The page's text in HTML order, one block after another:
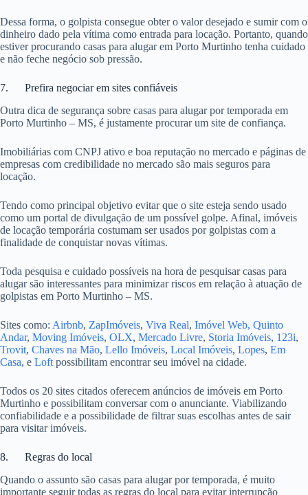
Dessa forma, o golpista consegue obter o valor desejado e sumir com o
dinheiro dado pela vítima como entrada para locação. Portanto, quando
estiver procurando casas para alugar em Porto Murtinho tenha cuidado
e não feche negócio sob pressão.
7. Prefira negociar em sites confiáveis
Outra dica de segurança sobre casas para alugar por temporada em
Porto Murtinho – MS, é justamente procurar um site de confiança.
Imobiliárias com CNPJ ativo e boa reputação no mercado e páginas de
empresas com credibilidade no mercado são mais seguros para
locação.
Tendo como principal objetivo evitar que o site esteja sendo usado
como um portal de divulgação de um possível golpe. Afinal, imóveis
de locação temporária costumam ser usados por golpistas com a
finalidade de conquistar novas vítimas.
Toda pesquisa e cuidado possíveis na hora de pesquisar casas para
alugar são interessantes para minimizar riscos em relação à atuação de
golpistas em Porto Murtinho – MS.
Sites como: Airbnb, ZapImóveis, Viva Real, Imóvel Web, Quinto
Andar, Moving Imóveis, OLX, Mercado Livre, Storia Imóveis, 123i,
Trovit, Chaves na Mão, Lello Imóveis, Local Imóveis, Lopes, Em
Casa, e Loft possibilitam encontrar seu imóvel na cidade.
Todos os 20 sites citados oferecem anúncios de imóveis em Porto
Murtinho e possibilitam conversar com o anunciante. Viabilizando
confiabilidade e a possibilidade de filtrar suas escolhas antes de sair
para visitar imóveis.
8. Regras do local
Quando o assunto são casas para alugar por temporada, é muito
importante seguir todas as regras do local para evitar interrupção